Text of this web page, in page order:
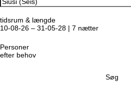
tidsrum & længde
10-08-26 – 31-05-28 | 7 nætter
Personer
efter behov
Søg